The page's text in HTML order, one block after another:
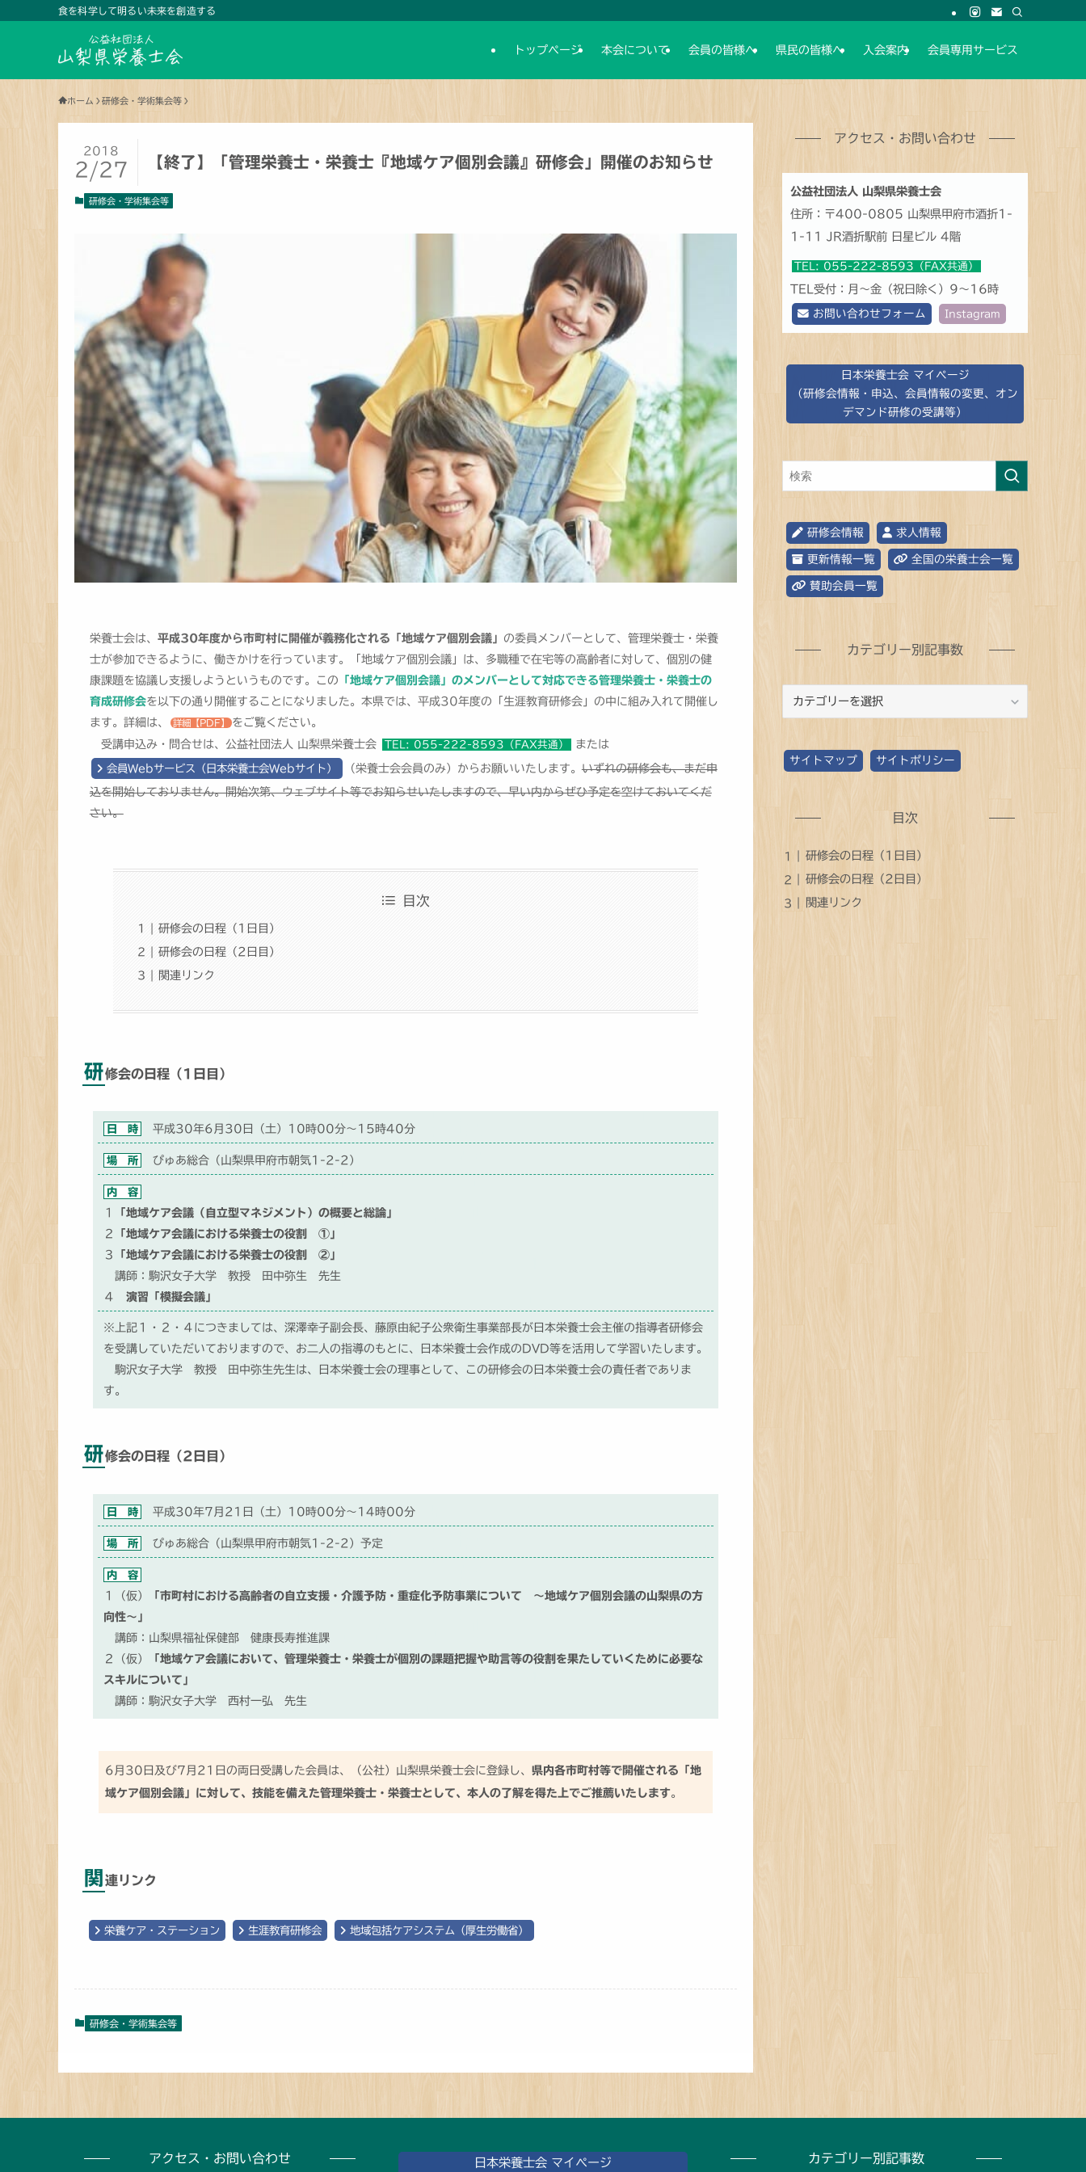
食を科学して明るい未来を創造する
トップページ 本会について 会員の皆様へ 県民の皆様へ 入会案内 会員専用サービス
ホーム 研修会・学術集会等
【終了】「管理栄養士・栄養士『地域ケア個別会議』研修会」開催のお知らせ
2018
2/27
研修会・学術集会等
栄養士会は、 平成30年度から市町村に開催が義務化される「地域ケア個別会議」 の委員メンバーとして、管理栄養士・栄養
士が参加できるように、働きかけを行っています。「地域ケア個別会議」は、多職種で在宅等の高齢者に対して、個別の健
康課題を協議し支援しようというものです。この 「地域ケア個別会議」のメンバーとして対応できる管理栄養士・栄養士の
育成研修会を以下の通り開催することになりました。本県では、平成30年度の「生涯教育研修会」の中に組み入れて開催し
ます。詳細は、
詳細【PDF】
をご覧ください。
受講申込み・問合せは、公益社団法人 山梨県栄養士会
TEL: 055-222-8593（FAX共通） または
会員Webサービス（日本栄養士会Webサイト） （栄養士会会員のみ）からお願いいたします。いずれの研修会も、まだ申
込を開始しておりません。開始次第、ウェブサイト等でお知らせいたしますので、早い内からぜひ予定を空けておいてくだ
さい。
目次
研修会の日程（1日目）
研修会の日程（2日目）
関連リンク
研修会の日程（1日目）
日 時 平成30年6月30日（土）10時00分～15時40分
場 所 ぴゅあ総合（山梨県甲府市朝気1-2-2）
内 容
１
「地域ケア会議（自立型マネジメント）の概要と総論」
２
「地域ケア会議における栄養士の役割 ①」
３
「地域ケア会議における栄養士の役割 ②」
講師：駒沢女子大学 教授 田中弥生 先生
４ 演習「模擬会議」
※上記１・２・４につきましては、深澤幸子副会長、藤原由紀子公衆衛生事業部長が日本栄養士会主催の指導者研修会
を受講していただいておりますので、お二人の指導のもとに、日本栄養士会作成のDVD等を活用して学習いたします。
駒沢女子大学 教授 田中弥生先生は、日本栄養士会の理事として、この研修会の日本栄養士会の責任者でありま
す。
研修会の日程（2日目）
日 時 平成30年7月21日（土）10時00分～14時00分
場 所 ぴゅあ総合（山梨県甲府市朝気1-2-2）予定
内 容
１（仮）
「市町村における高齢者の自立支援・介護予防・重症化予防事業について ～地域ケア個別会議の山梨県の方
向性～」
講師：山梨県福祉保健部 健康長寿推進課
２（仮）
「地域ケア会議において、管理栄養士・栄養士が個別の課題把握や助言等の役割を果たしていくために必要な
スキルについて」
講師：駒沢女子大学 西村一弘 先生
6月30日及び7月21日の両日受講した会員は、（公社）山梨県栄養士会に登録し、県内各市町村等で開催される「地
域ケア個別会議」に対して、技能を備えた管理栄養士・栄養士として、本人の了解を得た上でご推薦いたします。
関 連リンク
栄養ケア・ステーション 生涯教育研修会 地域包括ケアシステム（厚生労働省）
研修会・学術集会等
アクセス・お問い合わせ
公益社団法人 山梨県栄養士会
住所：〒400-0805 山梨県甲府市酒折1-
1-11 JR酒折駅前 日星ビル 4階
TEL: 055-222-8593（FAX共通）
TEL受付：月～金（祝日除く）9～16時
お問い合わせフォーム Instagram
日本栄養士会 マイページ
（研修会情報・申込、会員情報の変更、オン
デマンド研修の受講等）
研修会情報 求人情報
更新情報一覧 全国の栄養士会一覧
賛助会員一覧
カテゴリー別記事数
テ
リ
事
サイトマップ サイトポリシー
目次
研修会の日程（1日目）
研修会の日程（2日目）
関連リンク
アクセス・お問い合わせ 日本栄養士会 マイページ カテゴリー別記事数